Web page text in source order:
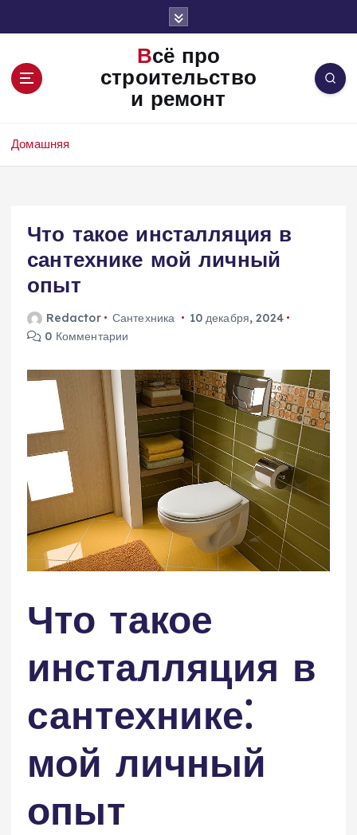
Всё про
строительство
и ремонт
Домашняя
Что такое инсталляция в
сантехнике мой личный
опыт
Redactor Сантехника
10 декабря, 2024
0 Комментарии
Что такое
инсталляция в
сантехнике⁚
мой личный
опыт